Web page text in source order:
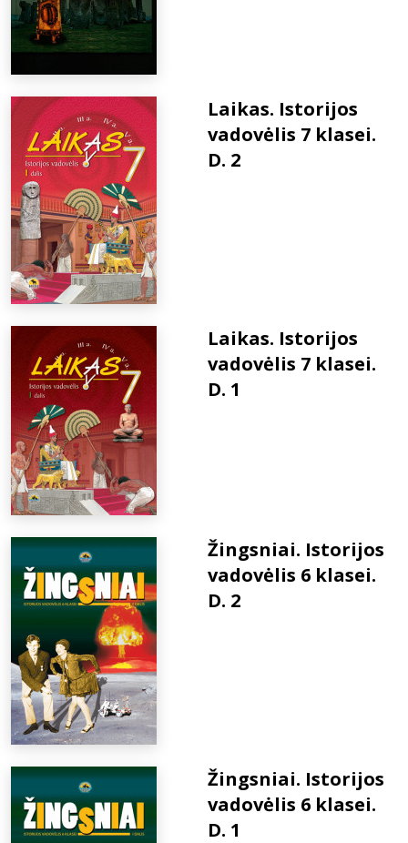
Laikas. Istorijos
vadovėlis 7 klasei.
D. 2
Laikas. Istorijos
vadovėlis 7 klasei.
D. 1
Žingsniai. Istorijos
vadovėlis 6 klasei.
D. 2
Žingsniai. Istorijos
vadovėlis 6 klasei.
D. 1